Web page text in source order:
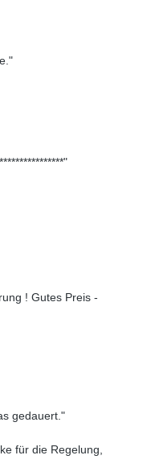
! Gutes Preis -
gedauert."
für die Regelung,